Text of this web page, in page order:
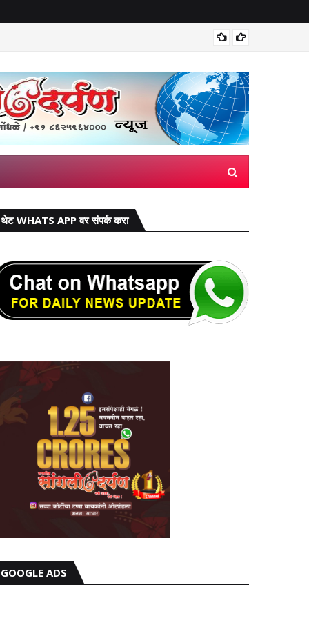
थेट WHATS APP वर संपर्क करा
GOOGLE ADS